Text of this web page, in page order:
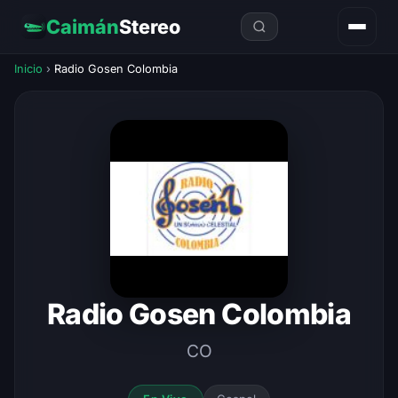
CaimánStereo
Inicio › Radio Gosen Colombia
Radio Gosen Colombia
CO